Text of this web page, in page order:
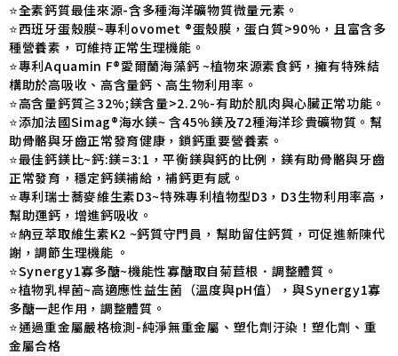
⭐️全素鈣質最佳來源-含多種海洋礦物質微量元素。
⭐️西班牙蛋殼膜~專利ovomet ®蛋殼膜，蛋白質>90%，且富含多
種營養素，可維持正常生理機能。
⭐️專利Aquamin F®愛爾蘭海藻鈣 ~植物來源素食鈣，擁有特殊結
構助於高吸收、高含量鈣、高生物利用率。
⭐️高含量鈣質≧32%;鎂含量>2.2%-有助於肌肉與心臟正常功能。
⭐️添加法國Simag®海水鎂~ 含45%鎂及72種海洋珍貴礦物質。幫
助骨骼與牙齒正常發育健康，鎖鈣重要營養素。
⭐️最佳鈣鎂比~鈣:鎂=3:1，平衡鎂與鈣的比例，鎂有助骨骼與牙齒
正常發育，穩定鈣鎂補給，補鈣更有感。
⭐️專利瑞士蕎麥維生素D3~特殊專利植物型D3，D3生物利用率高，
幫助運鈣，增進鈣吸收。
⭐️納豆萃取維生素K2 ~鈣質守門員，幫助留住鈣質，可促進新陳代
謝，調節生理機能 。
⭐️Synergy1寡多醣~機能性寡醣取自菊苣根．調整體質。
⭐️植物乳桿菌~高適應性益生菌（溫度與pH值），與Synergy1寡
多醣一起作用，調整體質。
⭐️通過重金屬嚴格檢測-純淨無重金屬、塑化劑汙染！塑化劑、重
金屬合格